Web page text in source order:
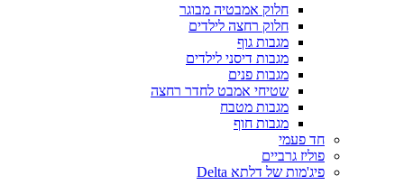
חלוק אמבטיה מבוגר
חלוק רחצה לילדים
מגבות גוף
מגבות דיסני לילדים
מגבות פנים
שטיחי אמבט לחדר רחצה
מגבות מטבח
מגבות חוף
חד פעמי
פוליז גרביים
פיג'מות של דלתא Delta